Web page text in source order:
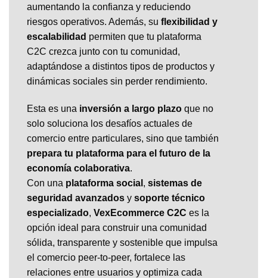
aumentando la confianza y reduciendo
riesgos operativos. Además, su flexibilidad y
escalabilidad permiten que tu plataforma
C2C crezca junto con tu comunidad,
adaptándose a distintos tipos de productos y
dinámicas sociales sin perder rendimiento.
Esta es una inversión a largo plazo que no
solo soluciona los desafíos actuales de
comercio entre particulares, sino que también
prepara tu plataforma para el futuro de la
economía colaborativa.
Con una plataforma social , sistemas de
seguridad avanzados y soporte técnico
especializado, VexEcommerce C2C es la
opción ideal para construir una comunidad
sólida, transparente y sostenible que impulsa
el comercio peer-to-peer, fortalece las
relaciones entre usuarios y optimiza cada